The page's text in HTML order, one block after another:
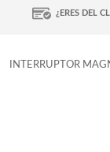
¿ERES DEL
INTERRUPTOR